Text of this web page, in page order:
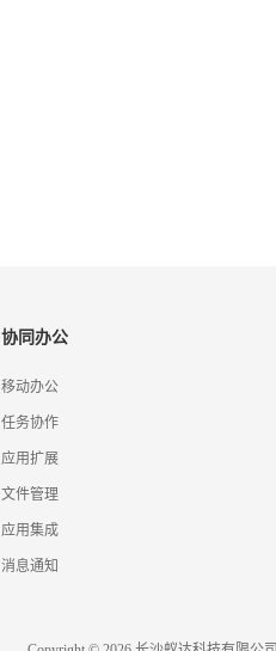
协同办公
移动办公
任务协作
应用扩展
文件管理
应用集成
消息通知